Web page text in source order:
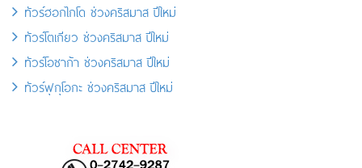
ทัวร์ฮอกไกโด ช่วงคริสมาส ปีใหม่
ทัวร์โตเกียว ช่วงคริสมาส ปีใหม่
ทัวร์โอซาก้า ช่วงคริสมาส ปีใหม่
ทัวร์ฟุกุโอกะ ช่วงคริสมาส ปีใหม่